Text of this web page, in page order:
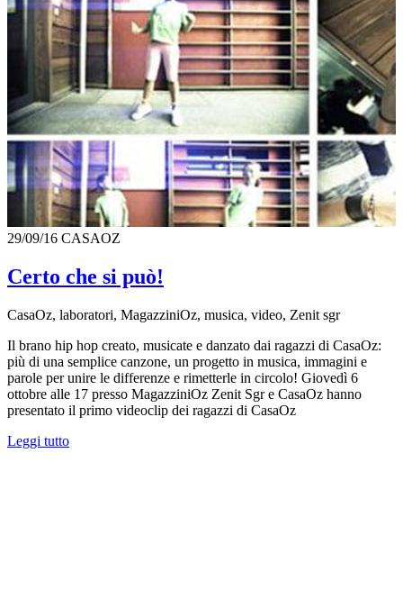
29/09/16 CASAOZ
Certo che si può!
CasaOz, laboratori, MagazziniOz, musica, video, Zenit sgr
Il brano hip hop creato, musicate e danzato dai ragazzi di CasaOz:
più di una semplice canzone, un progetto in musica, immagini e
parole per unire le differenze e rimetterle in circolo! Giovedì 6
ottobre alle 17 presso MagazziniOz Zenit Sgr e CasaOz hanno
presentato il primo videoclip dei ragazzi di CasaOz
Leggi tutto